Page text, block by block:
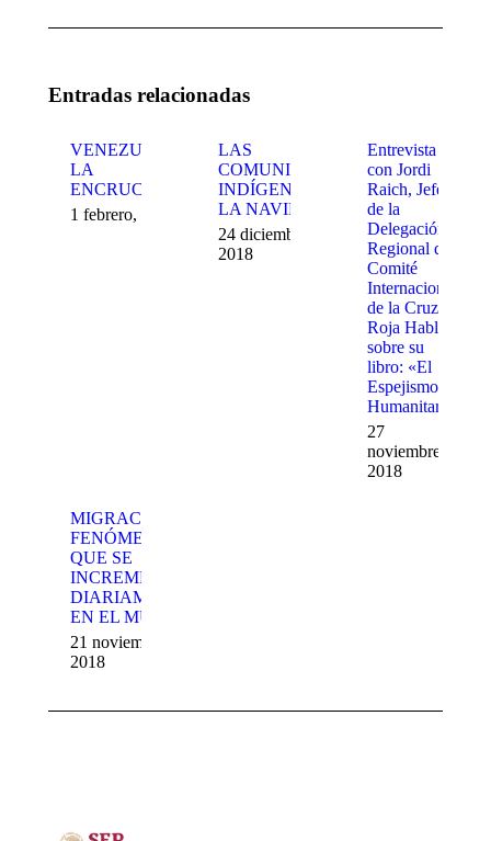
Entradas relacionadas
VENEZUELA,
LA
ENCRUCIJADA
1 febrero, 2019
LAS
COMUNIDADES
INDÍGENAS Y
LA NAVIDAD
24 diciembre,
2018
Entrevista
con Jordi
Raich, Jefe
de la
Delegación
Regional del
Comité
Internacional
de la Cruz
Roja Habló
sobre su
libro: «El
Espejismo
Humanitario»
27
noviembre,
2018
MIGRACIÓN,
FENÓMENO
QUE SE
INCREMENTA
DIARIAMENTE
EN EL MUNDO
21 noviembre,
2018